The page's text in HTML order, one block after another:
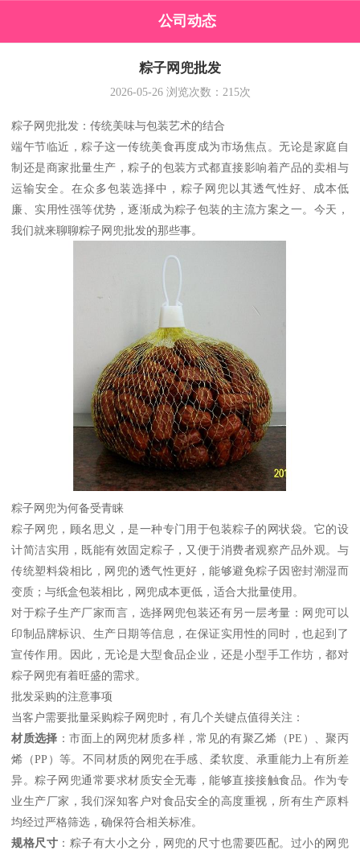
公司动态
粽子网兜批发
2026-05-26浏览次数： 215次
粽子网兜批发：传统美味与包装艺术的结合
端午节临近，粽子这一传统美食再度成为市场焦点。无论是家庭自
制还是商家批量生产，粽子的包装方式都直接影响着产品的卖相与
运输安全。在众多包装选择中，粽子网兜以其透气性好、成本低
廉、实用性强等优势，逐渐成为粽子包装的主流方案之一。今天，
我们就来聊聊粽子网兜批发的那些事。
粽子网兜为何备受青睐
粽子网兜，顾名思义，是一种专门用于包装粽子的网状袋。它的设
计简洁实用，既能有效固定粽子，又便于消费者观察产品外观。与
传统塑料袋相比，网兜的透气性更好，能够避免粽子因密封潮湿而
变质；与纸盒包装相比，网兜成本更低，适合大批量使用。
对于粽子生产厂家而言，选择网兜包装还有另一层考量：网兜可以
印制品牌标识、生产日期等信息，在保证实用性的同时，也起到了
宣传作用。因此，无论是大型食品企业，还是小型手工作坊，都对
粽子网兜有着旺盛的需求。
批发采购的注意事项
当客户需要批量采购粽子网兜时，有几个关键点值得关注：
材质选择 ：市面上的网兜材质多样，常见的有聚乙烯（PE）、聚丙
烯（PP）等。不同材质的网兜在手感、柔软度、承重能力上有所差
异。粽子网兜通常要求材质安全无毒，能够直接接触食品。作为专
业生产厂家，我们深知客户对食品安全的高度重视，所有生产原料
均经过严格筛选，确保符合相关标准。
规格尺寸 ：粽子有大小之分，网兜的尺寸也需要匹配。过小的网兜